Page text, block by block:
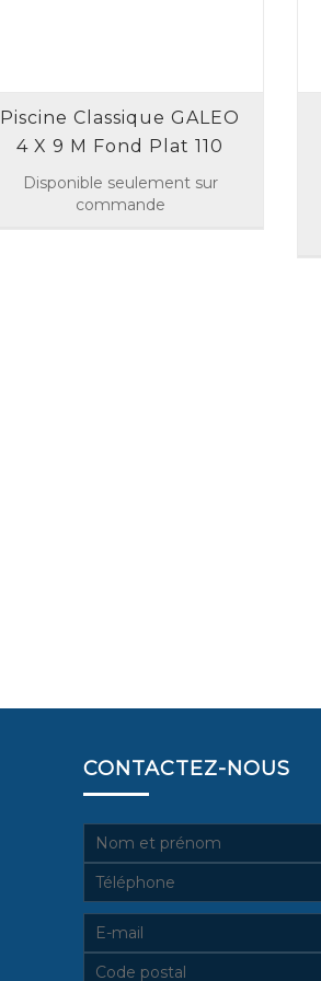
Piscine Classique GALEO
4 X 9 M Fond Plat 110
Disponible seulement sur
commande
CONTACTEZ-NOUS